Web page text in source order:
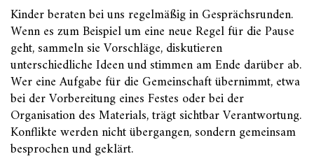
Kinder beraten bei uns regelmäßig in Gesprächsrunden.
Wenn es zum Beispiel um eine neue Regel für die Pause
geht, sammeln sie Vorschläge, diskutieren
unterschiedliche Ideen und stimmen am Ende darüber ab.
Wer eine Aufgabe für die Gemeinschaft übernimmt, etwa
bei der Vorbereitung eines Festes oder bei der
Organisation des Materials, trägt sichtbar Verantwortung.
Konflikte werden nicht übergangen, sondern gemeinsam
besprochen und geklärt.